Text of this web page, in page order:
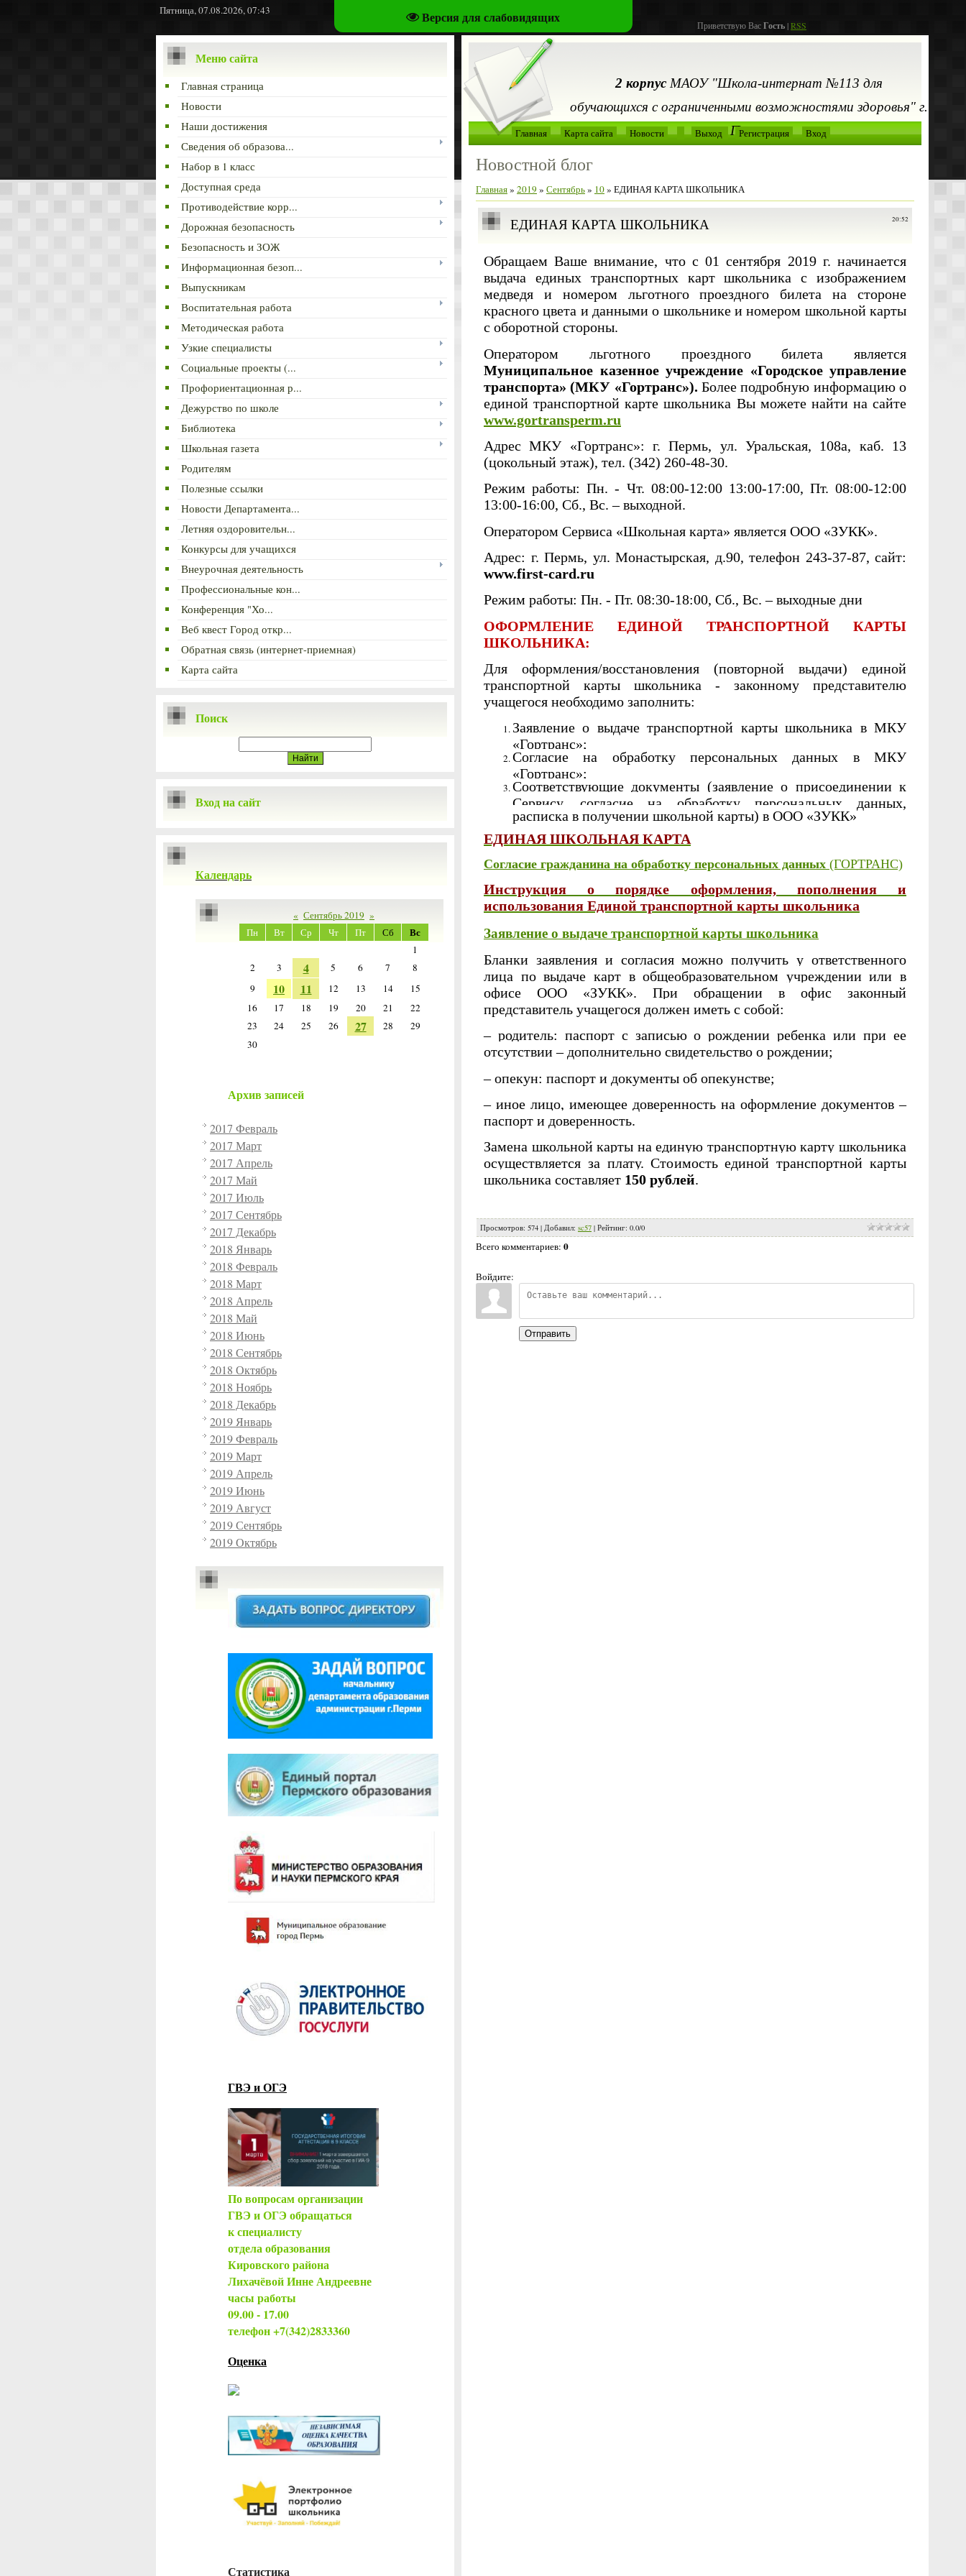
Версия для слабовидящих
Пятница, 07.08.2026, 07:43
Приветствую ВасГость|RSS
Меню сайта
Главная страница
Новости
Наши достижения
Сведения об образова...
Набор в 1 класс
Доступная среда
Противодействие корр...
Дорожная безопасность
Безопасность и ЗОЖ
Информационная безоп...
Выпускникам
Воспитательная работа
Методическая работа
Узкие специалисты
Социальные проекты (...
Профориентационная р...
Дежурство по школе
Библиотека
Школьная газета
Родителям
Полезные ссылки
Новости Департамента...
Летняя оздоровительн...
Конкурсы для учащихся
Внеурочная деятельность
Профессиональные кон...
Конференция "Хо...
Веб квест Город откр...
Обратная связь (интернет-приемная)
Карта сайта
Поиск
Вход на сайт
Календарь
« Сентябрь 2019 »
Пн
Вт Ср Чт Пт Сб Вс
1
2
3 4 5 6 7
8
9
10 11 12 13 14
15
16
17 18 19 20 21
22
23
24 25 26 27 28
29
30
Архив записей
2017 Февраль
2017 Март
2017 Апрель
2017 Май
2017 Июль
2017 Сентябрь
2017 Декабрь
2018 Январь
2018 Февраль
2018 Март
2018 Апрель
2018 Май
2018 Июнь
2018 Сентябрь
2018 Октябрь
2018 Ноябрь
2018 Декабрь
2019 Январь
2019 Февраль
2019 Март
2019 Апрель
2019 Июнь
2019 Август
2019 Сентябрь
2019 Октябрь
ГВЭ и ОГЭ
По вопросам организации
ГВЭ и ОГЭ обращаться
к специалисту
отдела образования
Кировского района
Лихачёвой Инне Андреевне
часы работы
09.00 - 17.00
телефон +7(342)2833360
Оценка
Статистика
2 корпус МАОУ "Школа-интернат №113 для
обучающихся с ограниченными возможностями здоровья" г.
Перми
Главная Карта сайта Новости Выход Регистрация Вход
Новостной блог
Главная» 2019 » Сентябрь» 10» ЕДИНАЯ КАРТА ШКОЛЬНИКА
20:52
ЕДИНАЯ КАРТА ШКОЛЬНИКА
Обращаем Ваше внимание, что с 01 сентября 2019 г. начинается
выдача единых транспортных карт школьника с изображением
медведя и номером льготного проездного билета на стороне
красного цвета и данными о школьнике и номером школьной карты
с оборотной стороны.
Оператором льготного проездного билета является
Муниципальное казенное учреждение «Городское управление
транспорта» (МКУ «Гортранс»). Более подробную информацию о
единой транспортной карте школьника Вы можете найти на сайте
www.gortransperm.ru
Адрес МКУ «Гортранс»: г. Пермь, ул. Уральская, 108а, каб. 13
(цокольный этаж), тел. (342) 260-48-30.
Режим работы: Пн. - Чт. 08:00-12:00 13:00-17:00, Пт. 08:00-12:00
13:00-16:00, Сб., Вс. – выходной.
Оператором Сервиса «Школьная карта» является ООО «ЗУКК».
Адрес: г. Пермь, ул. Монастырская, д.90, телефон 243-37-87, сайт:
www.first-card.ru
Режим работы: Пн. - Пт. 08:30-18:00, Сб., Вс. – выходные дни
ОФОРМЛЕНИЕ ЕДИНОЙ ТРАНСПОРТНОЙ КАРТЫ
ШКОЛЬНИКА:
Для оформления/восстановления (повторной выдачи) единой
транспортной карты школьника - законному представителю
учащегося необходимо заполнить:
Заявление о выдаче транспортной карты школьника в МКУ
«Гортранс»;
Согласие на обработку персональных данных в МКУ
«Гортранс»;
Соответствующие документы (заявление о присоединении к
Сервису, согласие на обработку персональных данных,
расписка в получении школьной карты) в ООО «ЗУКК»
ЕДИНАЯ ШКОЛЬНАЯ КАРТА
Согласие гражданина на обработку персональных данных (ГОРТРАНС)
Инструкция о порядке оформления, пополнения и
использования Единой транспортной карты школьника
Заявление о выдаче транспортной карты школьника
Бланки заявления и согласия можно получить у ответственного
лица по выдаче карт в общеобразовательном учреждении или в
офисе ООО «ЗУКК». При обращении в офис законный
представитель учащегося должен иметь с собой:
– родитель: паспорт с записью о рождении ребенка или при ее
отсутствии – дополнительно свидетельство о рождении;
– опекун: паспорт и документы об опекунстве;
– иное лицо, имеющее доверенность на оформление документов –
паспорт и доверенность.
Замена школьной карты на единую транспортнуюкартушкольника
осуществляется за плату. Стоимость единой транспортной карты
школьника составляет 150 рублей.
Просмотров: 574 | Добавил: sc57 | Рейтинг: 0.0/0
Всего комментариев: 0
Войдите:
Отправить